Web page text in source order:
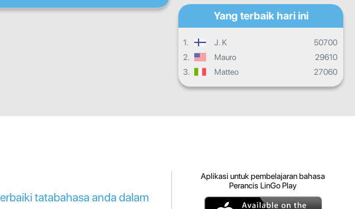
Yang terbaik hari ini
1. J. K
50700
2.
Mauro
29610
3.
Matteo 27060
tatabahasa anda dalam
Aplikasi untuk pembelajaran bahasa
Perancis LinGo Play